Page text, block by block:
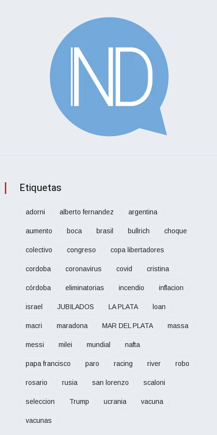
Etiquetas
adorni alberto fernandez argentina
aumento boca brasil bullrich choque
colectivo congreso copa libertadores
cordoba coronavirus covid cristina
córdoba eliminatorias incendio inflacion
israel JUBILADOS LA PLATA loan
macri maradona MAR DEL PLATA massa
messi milei mundial nafta
papa francisco paro racing river robo
rosario rusia san lorenzo scaloni
seleccion Trump ucrania vacuna
vacunas